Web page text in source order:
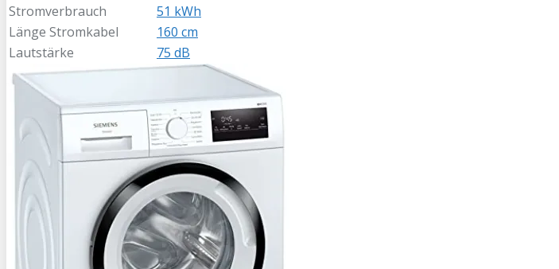
Stromverbrauch
51 kWh
Länge Stromkabel
160 cm
Lautstärke
75 dB